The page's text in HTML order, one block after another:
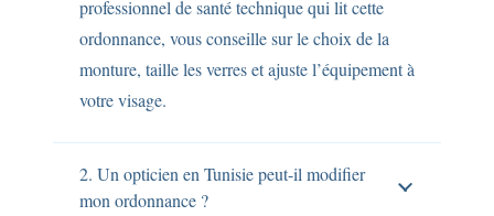
professionnel de santé technique qui lit cette
ordonnance, vous conseille sur le choix de la
monture, taille les verres et ajuste l’équipement à
votre visage.
2. Un opticien en Tunisie peut-il modifier
mon ordonnance ?